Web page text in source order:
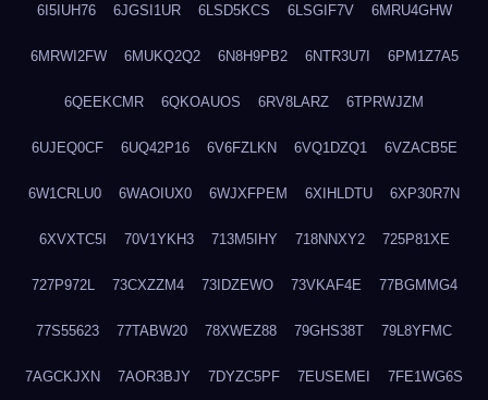
6I5IUH76 6JGSI1UR 6LSD5KCS 6LSGIF7V 6MRU4GHW
6MRWI2FW 6MUKQ2Q2 6N8H9PB2 6NTR3U7I 6PM1Z7A5
6QEEKCMR 6QKOAUOS 6RV8LARZ 6TPRWJZM
6UJEQ0CF 6UQ42P16 6V6FZLKN 6VQ1DZQ1 6VZACB5E
6W1CRLU0 6WAOIUX0 6WJXFPEM 6XIHLDTU 6XP30R7N
6XVXTC5I 70V1YKH3 713M5IHY 718NNXY2 725P81XE
727P972L 73CXZZM4 73IDZEWO 73VKAF4E 77BGMMG4
77S55623 77TABW20 78XWEZ88 79GHS38T 79L8YFMC
7AGCKJXN 7AOR3BJY 7DYZC5PF 7EUSEMEI 7FE1WG6S